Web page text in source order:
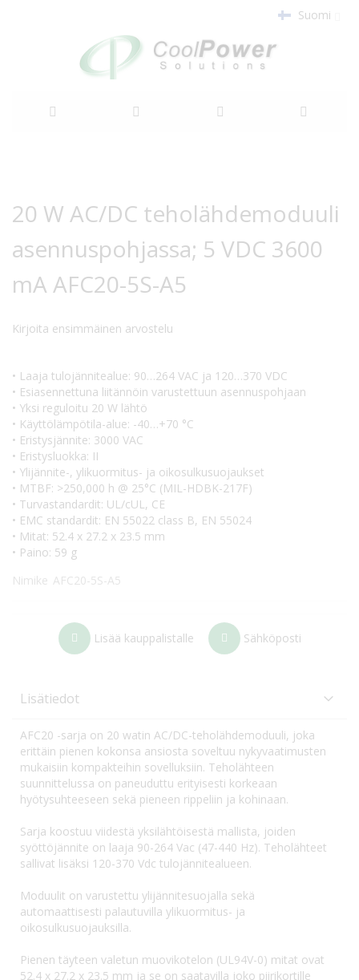
Suomi
loppuun
alkuun
20 W AC/DC teholähdemoduuli
asennuspohjassa; 5 VDC 3600
mA AFC20-5S-A5
Kirjoita ensimmäinen arvostelu
• Laaja tulojännitealue: 90…264 VAC ja 120…370 VDC
• Esiasennettuna liitännöin varustettuun asennuspohjaan
• Yksi reguloitu 20 W lähtö
• Käyttölämpötila-alue: -40…+70 °C
• Eristysjännite: 3000 VAC
• Eristysluokka: II
• Ylijännite-, ylikuormitus- ja oikosulkusuojaukset
• MTBF: >250,000 h @ 25°C (MIL-HDBK-217F)
• Turvastandardit: UL/cUL, CE
• EMC standardit: EN 55022 class B, EN 55024
• Mitat: 52.4 x 27.2 x 23.5 mm
• Paino: 59 g
Nimike AFC20-5S-A5
Lisää kauppalistalle Sähköposti
Lisätiedot
AFC20 -sarja on 20 watin AC/DC-teholähdemoduuli, joka
erittäin pienen kokonsa ansiosta soveltuu nykyvaatimusten
mukaisiin kompakteihin sovelluksiin. Teholähteen
suunnittelussa on paneuduttu erityisesti korkeaan
hyötysuhteeseen sekä pieneen rippeliin ja kohinaan.
Sarja koostuu viidestä yksilähtöisestä mallista, joiden
syöttöjännite on laaja 90-264 Vac (47-440 Hz). Teholähteet
sallivat lisäksi 120-370 Vdc tulojännitealueen.
Moduulit on varustettu ylijännitesuojalla sekä
automaattisesti palautuvilla ylikuormitus- ja
oikosulkusuojauksilla.
Pienen täyteen valetun muovikotelon (UL94V-0) mitat ovat
52.4 x 27.2 x 23.5 mm ja se on saatavilla joko piirikortille